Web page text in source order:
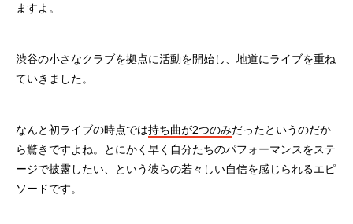
ますよ。
渋谷の小さなクラブを拠点に活動を開始し、地道にライブを重ね
ていきました。
なんと初ライブの時点では持ち曲が2つのみだったというのだか
ら驚きですよね。とにかく早く自分たちのパフォーマンスをステ
ージで披露したい、という彼らの若々しい自信を感じられるエピ
ソードです。